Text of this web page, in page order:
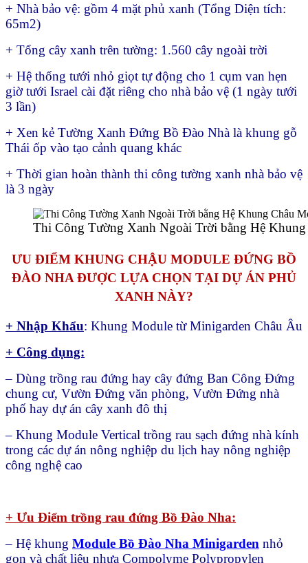
+ Nhà bảo vệ: gồm 4 mặt phủ xanh (Tổng Diện tích:
65m2)
+ Tổng cây xanh trên tường: 1.560 cây ngoài trời
+ Hệ thống tưới nhỏ giọt tự động cho 1 cụm van hẹn
giờ tưới Israel cài đặt riêng cho nhà bảo vệ (1 ngày tưới
3 lần)
+ Xen kẻ Tường Xanh Đứng Bồ Đào Nhà là khung gỗ
Thái ốp vào tạo cảnh quang khác
+ Thời gian hoàn thành thi công tường xanh nhà bảo vệ
là 3 ngày
Thi Công Tường Xanh Ngoài Trời bằng Hệ
ƯU ĐIỂM KHUNG CHẬU MODULE ĐỨNG BỒ
ĐÀO NHA ĐƯỢC LỰA CHỌN TẠI DỰ ÁN PHỦ
XANH NÀY?
+ Nhập Khẩu: Khung Module từ Minigarden Châu Âu
+ Công dụng:
– Dùng trồng rau đứng hay cây đứng Ban Công Đứng
chung cư, Vườn Đứng văn phòng, Vườn Đứng nhà
phố hay dự án cây xanh đô thị
– Khung Module Vertical trồng rau sạch đứng nhà kính
trong các dự án nông nghiệp du lịch hay nông nghiệp
công nghệ cao
+ Ưu Điểm trồng rau đứng Bồ Đào Nha:
– Hệ khung Module Bồ Đào Nha Minigarden nhỏ
gọn và chất liệu nhựa Compolyme Polypropylen